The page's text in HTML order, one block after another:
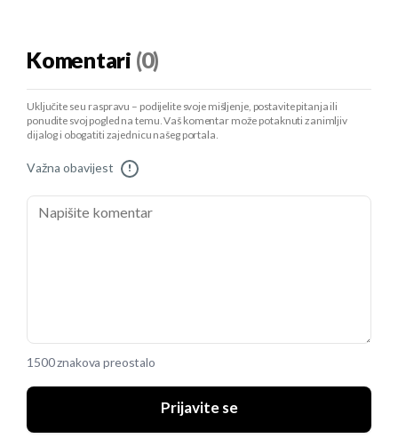
Komentari (0)
Uključite se u raspravu – podijelite svoje mišljenje, postavite pitanja ili
ponudite svoj pogled na temu. Vaš komentar može potaknuti zanimljiv
dijalog i obogatiti zajednicu našeg portala.
Važna obavijest !
1500 znakova preostalo
Prijavite se